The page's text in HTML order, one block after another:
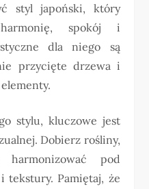
styl japoński, który
spokój i
dla niego są
przycięte drzewa i
stylu, kluczowe jest
Dobierz rośliny,
pod
tekstury. Pamiętaj, że